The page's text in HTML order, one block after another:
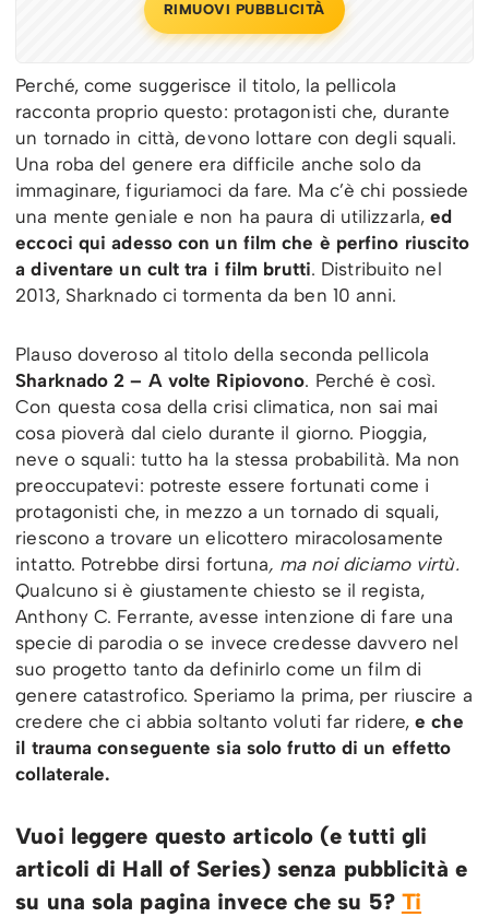
RIMUOVI PUBBLICITÀ
Perché, come suggerisce il titolo, la pellicola
racconta proprio questo: protagonisti che, durante
un tornado in città, devono lottare con degli squali.
Una roba del genere era difficile anche solo da
immaginare, figuriamoci da fare. Ma c’è chi possiede
una mente geniale e non ha paura di utilizzarla,ed
eccoci qui adesso con un film che è perfino riuscito
a diventare un cult tra i film brutti. Distribuito nel
2013, Sharknado ci tormenta da ben 10 anni.
Plauso doveroso al titolo della seconda pellicola
Sharknado 2 – A volte Ripiovono. Perché è così.
Con questa cosa della crisi climatica, non sai mai
cosa pioverà dal cielo durante il giorno. Pioggia,
neve o squali: tutto ha la stessa probabilità. Ma non
preoccupatevi: potreste essere fortunati come i
protagonisti che, in mezzo a un tornado di squali,
riescono a trovare un elicottero miracolosamente
intatto. Potrebbe dirsi fortuna, ma noi diciamo virtù.
Qualcuno si è giustamente chiesto se il regista,
Anthony C. Ferrante, avesse intenzione di fare una
specie di parodia o se invece credesse davvero nel
suo progetto tanto da definirlo come un film di
genere catastrofico. Speriamo la prima, per riuscire a
credere che ci abbia soltanto voluti far ridere,e che
il trauma conseguente sia solo frutto di un effetto
collaterale.
Vuoi leggere questo articolo (e tutti gli
articoli di Hall of Series) senza pubblicità e
su una sola pagina invece che su 5? Ti